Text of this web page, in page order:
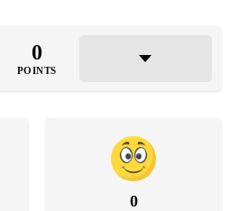
0
POINTS
0